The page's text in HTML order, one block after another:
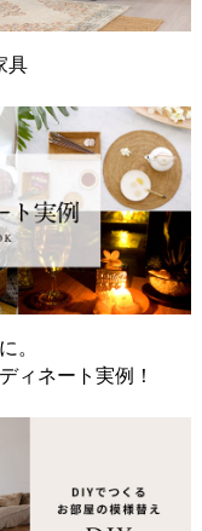
具
。
ィネート実例！